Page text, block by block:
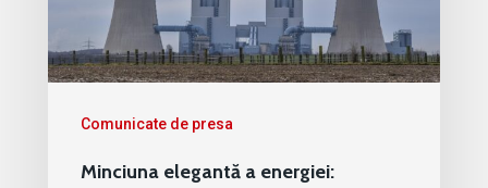
Comunicate de presa
Minciuna elegantă a energiei: